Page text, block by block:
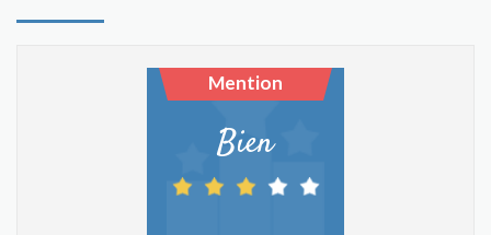
Mention
Bien